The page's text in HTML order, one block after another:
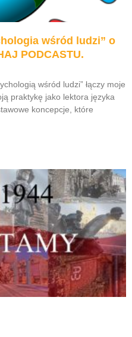
wśród ludzi” o
PODCASTU.
wśród ludzi” łączy moje
praktykę jako lektora języka
koncepcje, które